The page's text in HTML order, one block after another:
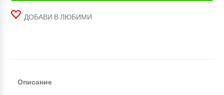
ДОБАВИ В ЛЮБИМИ
Описание